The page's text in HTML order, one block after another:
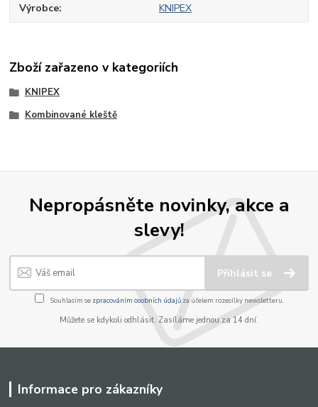
Výrobce KNIPEX
Zboží zařazeno v kategoriích
KNIPEX
Kombinované kleště
Nepropásněte novinky, akce a
slevy!
Přihlásit se
Souhlasím se zpracováním osobních údajůza účelem rozesílky newsletteru.
Můžete se kdykoli odhlásit. Zasíláme jednou za 14 dní.
Informace pro zákazníky